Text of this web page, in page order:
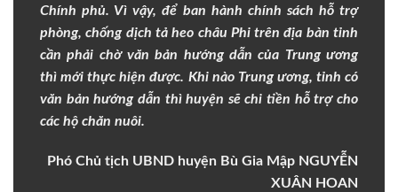
Chính phủ. Vì vậy, để ban hành chính sách hỗ trợ
phòng, chống dịch tả heo châu Phi trên địa bàn tỉnh
cần phải chờ văn bản hướng dẫn của Trung ương
thì mới thực hiện được. Khi nào Trung ương, tỉnh có
văn bản hướng dẫn thì huyện sẽ chi tiền hỗ trợ cho
các hộ chăn nuôi.
Phó Chủ tịch UBND huyện Bù Gia Mập NGUYỄN
XUÂN HOAN